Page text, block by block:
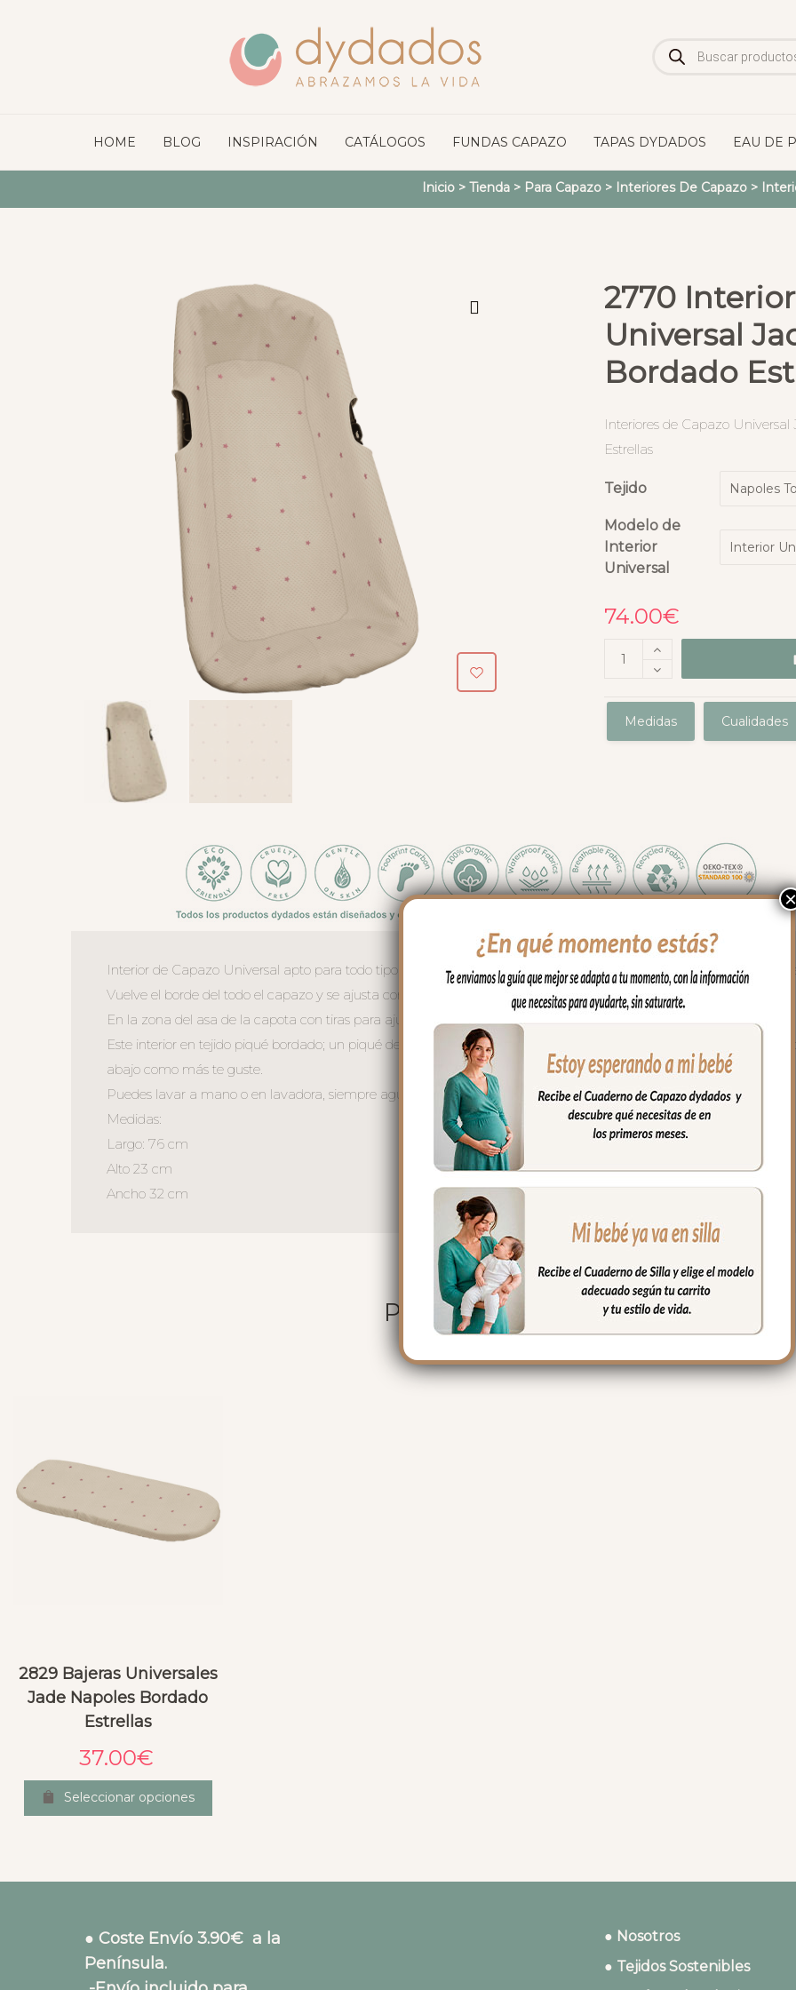
de
productos
HOME BLOG INSPIRACIÓN CATÁLOGOS FUNDAS CAPAZO TAPAS DYDADOS EAU DE
Inicio> Tienda> Para Capazo> Interiores De Capazo>
2770
Universal
Bordado
Interiores de Capazo
Estrellas
Tejido
Modelo de
Interior
Universal
74.00€
Medidas Cualidades
Interior de Capazo Universal apto para todo tipo de capazos que no lleven la capota unida al capazo mediante
Vuelve el borde del todo el capazo y se ajusta con goma.
En la zona del asa de la capota con tiras para ajustar bien.
Este interior en tejido piqué bordado; un piqué de algodón. no lleva relleno y lo puedes usar con el colchón arriba o
abajo como más te guste.
Puedes lavar a mano o en lavadora, siempre agua fría, jabones no abrasivos y secado al natural.
Medidas:
Largo: 76 cm
Alto 23 cm
Ancho 32 cm
PRODUCTOS RELACIONADOS
2829 Bajeras Universales
Jade Napoles Bordado
Estrellas
37.00€
Seleccionar opciones
● Coste Envío 3.90€ a la
Península.
● Nosotros
● Tejidos Sostenibles
×